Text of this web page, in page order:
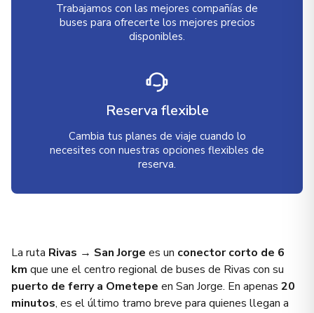
Trabajamos con las mejores compañías de
buses para ofrecerte los mejores precios
disponibles.
Reserva flexible
Cambia tus planes de viaje cuando lo
necesites con nuestras opciones flexibles de
reserva.
La ruta Rivas → San Jorge es un conector corto de 6
km que une el centro regional de buses de Rivas con su
puerto de ferry a Ometepe en San Jorge. En apenas 20
minutos, es el último tramo breve para quienes llegan a